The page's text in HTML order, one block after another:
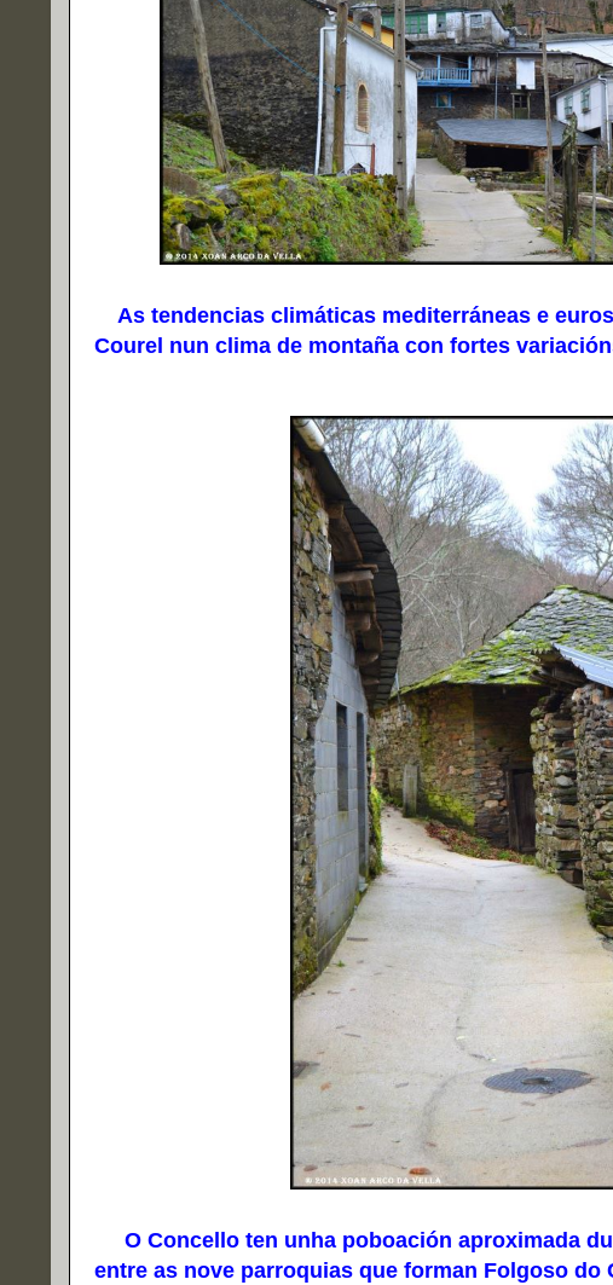
As tendencias climáticas mediterráneas e
Courel nun clima de montaña con fortes
O Concello ten unha poboación aproximada
entre as nove parroquias que forman Folgoso do